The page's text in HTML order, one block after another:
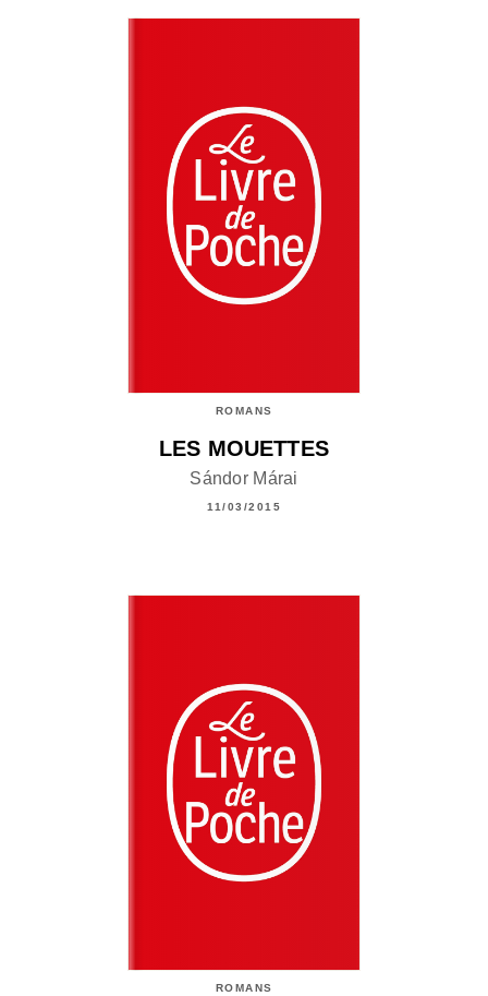
ROMANS
LES MOUETTES
Sándor Márai
11/03/2015
ROMANS